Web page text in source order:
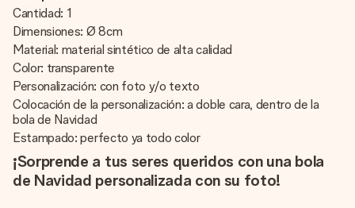
Cantidad: 1
Dimensiones: Ø 8cm
Material: material sintético de alta calidad
Color: transparente
Personalización: con foto y/o texto
Colocación de la personalización: a doble cara, dentro de la
bola de Navidad
Estampado: perfecto ya todo color
¡Sorprende a tus seres queridos con una bola
de Navidad personalizada con su foto!